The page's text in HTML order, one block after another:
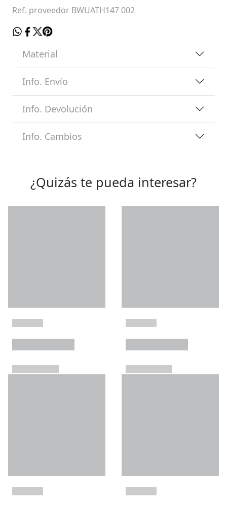
Ref. proveedor BWUATH147 002
Material
Info. Envío
Info. Devolución
Info. Cambios
¿Quizás te pueda interesar?